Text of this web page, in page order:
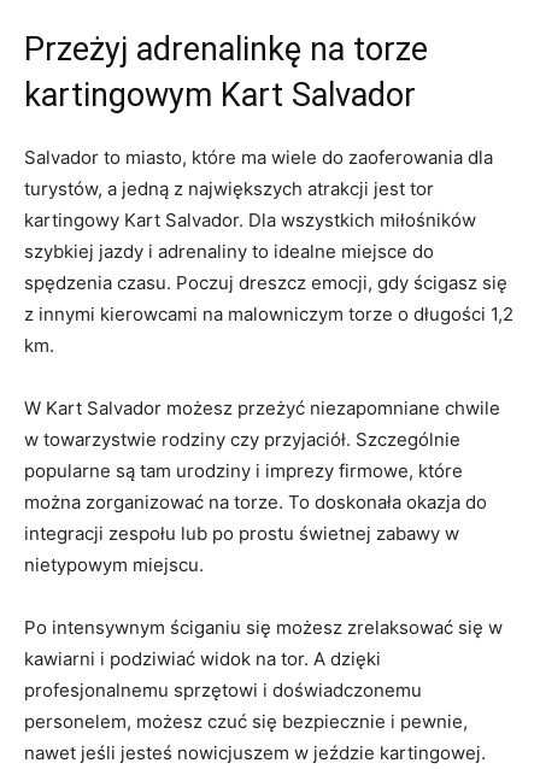
Przeżyj adrenalinkę na torze
kartingowym Kart Salvador
Salvador to miasto, które ma⁣ wiele do zaoferowania ⁤dla
turystów, a jedną z największych atrakcji jest tor
kartingowy Kart Salvador. Dla⁤ wszystkich miłośników⁣
szybkiej jazdy i adrenaliny to idealne miejsce do⁢
spędzenia czasu. ​Poczuj dreszcz emocji, gdy ścigasz się
z innymi kierowcami na malowniczym torze o długości 1,2
km.
W Kart⁣ Salvador możesz przeżyć niezapomniane chwile
w towarzystwie rodziny czy przyjaciół. Szczególnie
popularne są tam urodziny i imprezy firmowe, które
można zorganizować na torze. To doskonała okazja do
⁣integracji zespołu lub po prostu świetnej zabawy w
nietypowym miejscu.
Po intensywnym ściganiu się możesz zrelaksować się w
kawiarni i podziwiać widok na⁤ tor. ​A dzięki
‌profesjonalnemu sprzętowi i doświadczonemu
personelem, możesz czuć się bezpiecznie i pewnie,
nawet jeśli jesteś nowicjuszem w jeździe kartingowej.